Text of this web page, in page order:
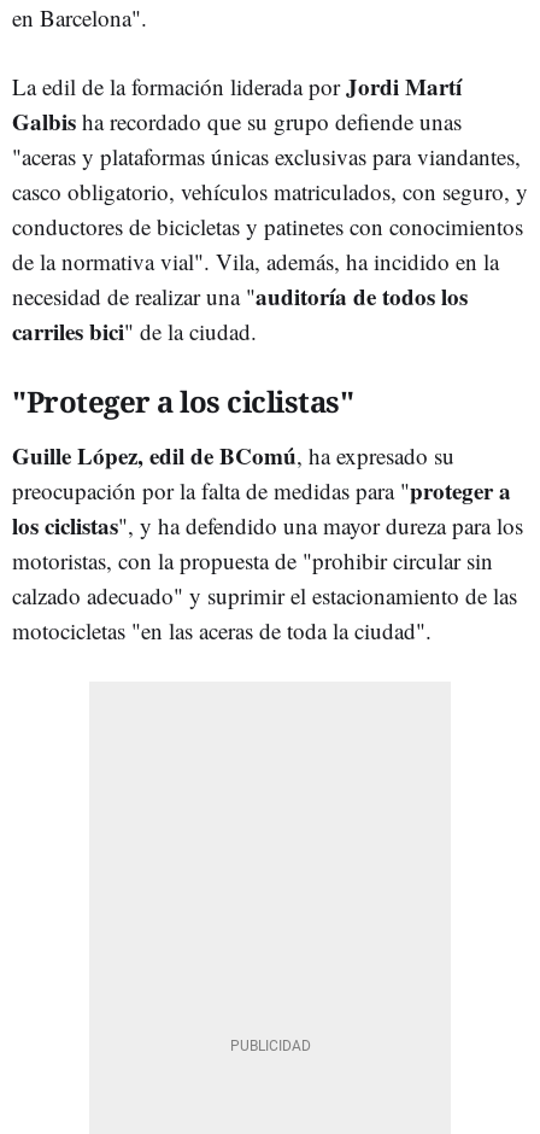
en Barcelona".
La edil de la formación liderada porJordi Martí
Galbis ha recordado que su grupo defiende unas
"aceras y plataformas únicas exclusivas para viandantes,
casco obligatorio, vehículos matriculados, con seguro, y
conductores de bicicletas y patinetes con conocimientos
de la normativa vial". Vila, además, ha incidido en la
necesidad de realizar una "auditoría de todos los
carriles bici" de la ciudad.
"Proteger a los ciclistas"
Guille López, edil de BComú, ha expresado su
preocupación por la falta de medidas para "proteger a
los ciclistas", y ha defendido una mayor dureza para los
motoristas, con la propuesta de "prohibir circular sin
calzado adecuado" y suprimir el estacionamiento de las
motocicletas "en las aceras de toda la ciudad".